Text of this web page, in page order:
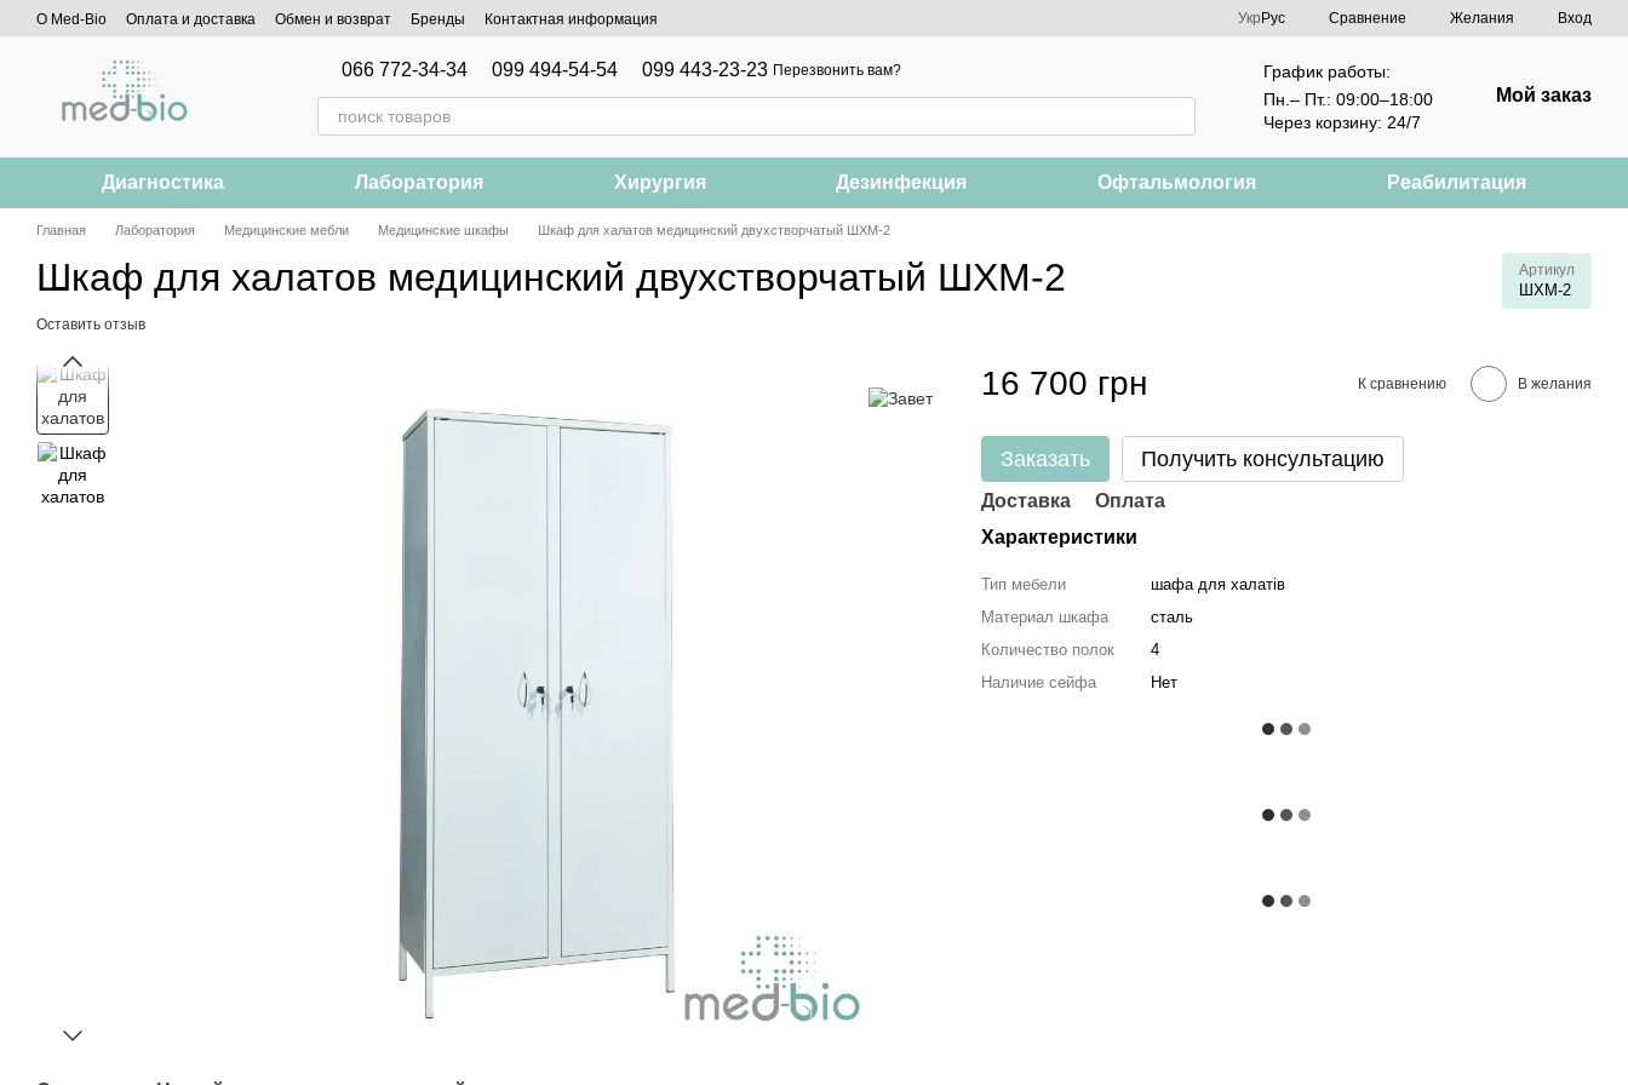
Перейти к основному контенту
О Med-Bio Оплата и доставка Обмен и возврат Бренды Контактная информация Укр Рус Сравнение Желания Вход
066 772-34-34 099 494-54-54 099 443-23-23 Перезвонить вам?
График работы:
Пн.– Пт.: 09:00–18:00
Через корзину: 24/7
Мой заказ
Диагностика Лаборатория Хирургия Дезинфекция Офтальмология Реабилитация
Главная Лаборатория Медицинские мебли Медицинские шкафы Шкаф для халатов медицинский двухстворчатый ШХМ-2
Шкаф для халатов медицинский двухстворчатый ШХМ-2 Артикул
ШХМ-2
Оставить отзыв
16 700 грн К сравнению В желания
Заказать Получить консультацию
Доставка
Оплата
Характеристики
Тип мебели
шафа для халатів
Материал шкафа
сталь
Количество полок
4
Наличие сейфа
Нет